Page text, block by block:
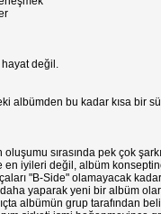
değil.
albümden bu kadar kısa bir
sırasında pek çok
iyileri değil, albüm
"B-Side" olamayacak
yaparak yeni bir albüm
albümün grup tarafından